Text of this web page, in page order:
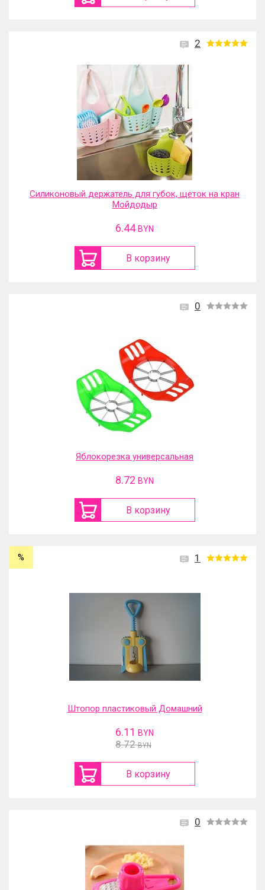
2
Силиконовый держатель для губок, щеток на кран
Мойдодыр
6.44 BYN
В корзину
0
Яблокорезка универсальная
8.72 BYN
В корзину
1
%
Штопор пластиковый Домашний
6.11 BYN
8.72 BYN
В корзину
0